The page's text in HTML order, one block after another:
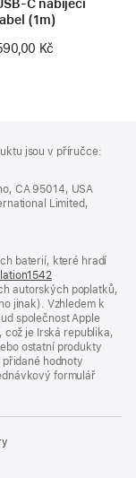
nabíjecí
(1m)
Kč
jsou v příručce:
CA 95014, USA
Limited,
baterií, které hradí
(otevře
se
v novém
okně)
autorských poplatků,
jinak). Vzhledem k
společnost Apple
což je Irská republika,
ostatní produkty
hodnoty
formulář